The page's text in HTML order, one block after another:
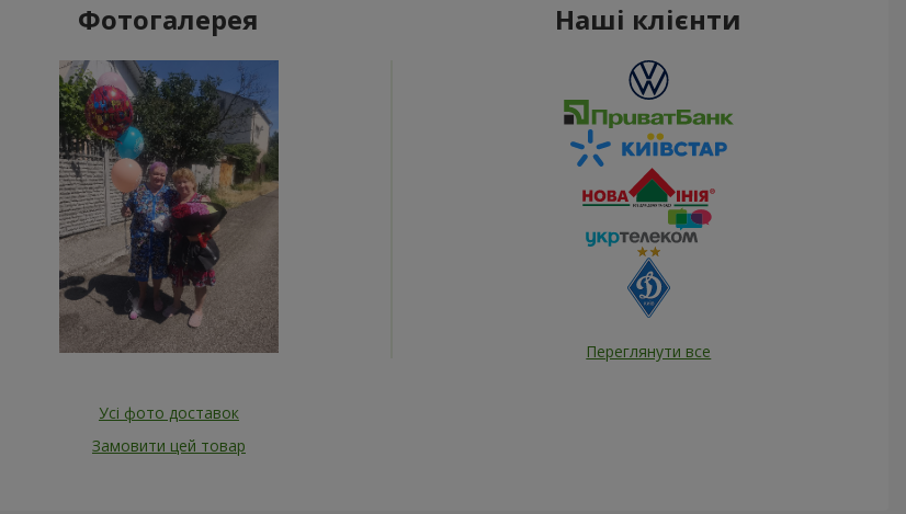
Фотогалерея
Усі фото доставок
Замовити цей товар
Наші клієнти
Переглянути все